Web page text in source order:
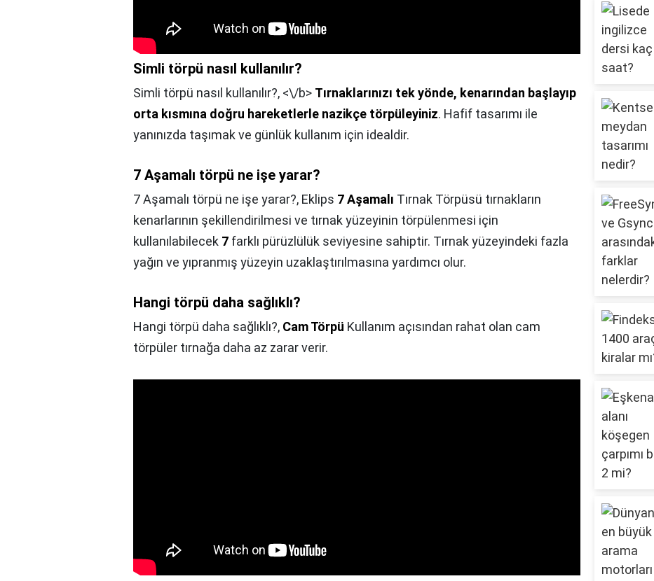
Simli törpü nasıl kullanılır?
Simli törpü nasıl kullanılır?, <\/b> Tırnaklarınızı tek yönde, kenarından başlayıp
orta kısmına doğru hareketlerle nazikçe törpüleyiniz. Hafif tasarımı ile
yanınızda taşımak ve günlük kullanım için idealdir.
7 Aşamalı törpü ne işe yarar?
7 Aşamalı törpü ne işe yarar?, Eklips 7 Aşamalı Tırnak Törpüsü tırnakların
kenarlarının şekillendirilmesi ve tırnak yüzeyinin törpülenmesi için
kullanılabilecek 7 farklı pürüzlülük seviyesine sahiptir. Tırnak yüzeyindeki fazla
yağın ve yıpranmış yüzeyin uzaklaştırılmasına yardımcı olur.
Hangi törpü daha sağlıklı?
Hangi törpü daha sağlıklı?, Cam Törpü Kullanım açısından rahat olan cam
törpüler tırnağa daha az zarar verir.